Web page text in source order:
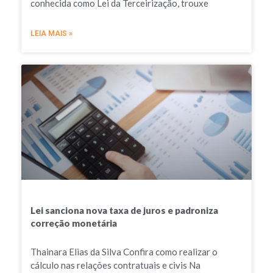
conhecida como Lei da Terceirização, trouxe
LEIA MAIS »
Lei sanciona nova taxa de juros e padroniza
correção monetária
Thainara Elias da Silva Confira como realizar o
cálculo nas relações contratuais e civis Na